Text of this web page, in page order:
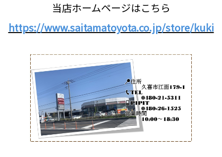
当店ホームページはこちら
https://www.saitamatoyota.co.jp/store/kuki